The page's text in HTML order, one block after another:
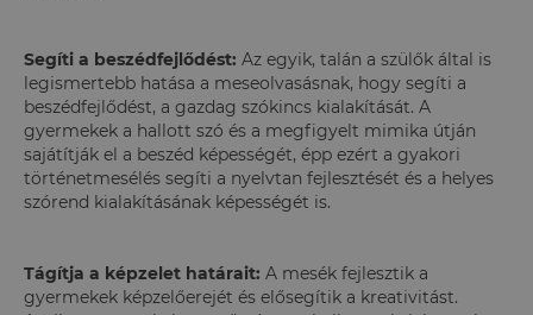
Segíti a beszédfejlődést: Az egyik, talán a szülők által is
legismertebb hatása a meseolvasásnak, hogy segíti a
beszédfejlődést, a gazdag szókincs kialakítását. A
gyermekek a hallott szó és a megfigyelt mimika útján
sajátítják el a beszéd képességét, épp ezért a gyakori
történetmesélés segíti a nyelvtan fejlesztését és a helyes
szórend kialakításának képességét is.
Tágítja a képzelet határait: A mesék fejlesztik a
gyermekek képzelőerejét és elősegítik a kreativitást.